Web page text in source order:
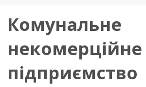
Комунальне
некомерційне
підприємство